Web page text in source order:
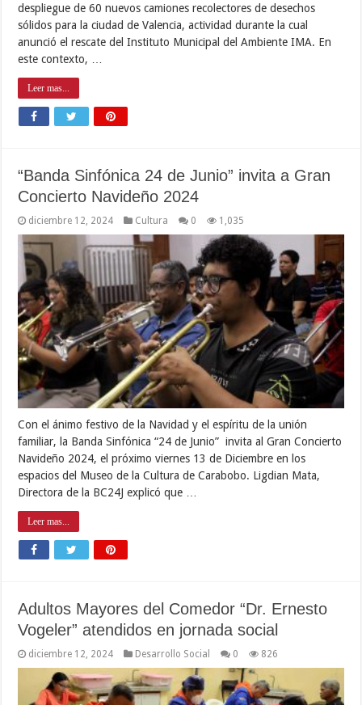
despliegue de 60 nuevos camiones recolectores de desechos
sólidos para la ciudad de Valencia, actividad durante la cual
anunció el rescate del Instituto Municipal del Ambiente IMA. En
este contexto, …
Leer mas...
“Banda Sinfónica 24 de Junio” invita a Gran
Concierto Navideño 2024
diciembre 12, 2024 Cultura 0 1,035
Con el ánimo festivo de la Navidad y el espíritu de la unión
familiar, la Banda Sinfónica “24 de Junio” invita al Gran Concierto
Navideño 2024, el próximo viernes 13 de Diciembre en los
espacios del Museo de la Cultura de Carabobo. Ligdian Mata,
Directora de la BC24J explicó que …
Leer mas...
Adultos Mayores del Comedor “Dr. Ernesto
Vogeler” atendidos en jornada social
diciembre 12, 2024 Desarrollo Social 0 826